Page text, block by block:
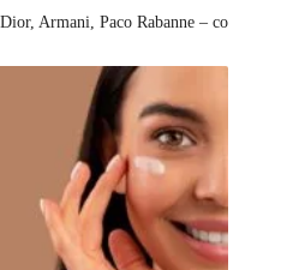
Armani, Paco Rabanne – co